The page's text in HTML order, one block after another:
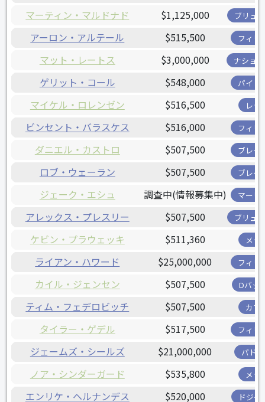
マーティン・マルドナド $1,125,000 ブリュ
アーロン・アルテール $515,500 フィリ
マット・レートス $3,000,000 ナショ
ゲリット・コール $548,000 パイレ
マイケル・ロレンゼン $516,500 レッ
ビンセント・バラスケス $516,000 フィリ
ダニエル・カストロ $507,500 ブレー
ロブ・ウェーラン $507,500 ブレー
ジェーク・エシュ 調査中(情報募集中) マーリ
アレックス・プレスリー $507,500 ブリュ
ケビン・プラウェッキ $511,360 メッ
ライアン・ハワード $25,000,000 フィリ
カイル・ジェンセン $507,500 Dバッ
ティム・フェデロビッチ $507,500 カブ
タイラー・ゲデル $517,500 フィリ
ジェームズ・シールズ $21,000,000 パド
ノア・シンダーガード $535,800 メッ
エンリケ・ヘルナンデス $520,000 ドジャ